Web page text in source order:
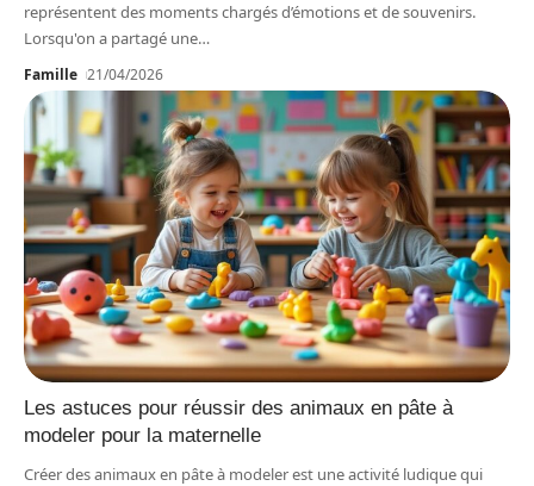
représentent des moments chargés d’émotions et de souvenirs.
Lorsqu'on a partagé une…
Famille 21/04/2026
Les astuces pour réussir des animaux en pâte à
modeler pour la maternelle
Créer des animaux en pâte à modeler est une activité ludique qui